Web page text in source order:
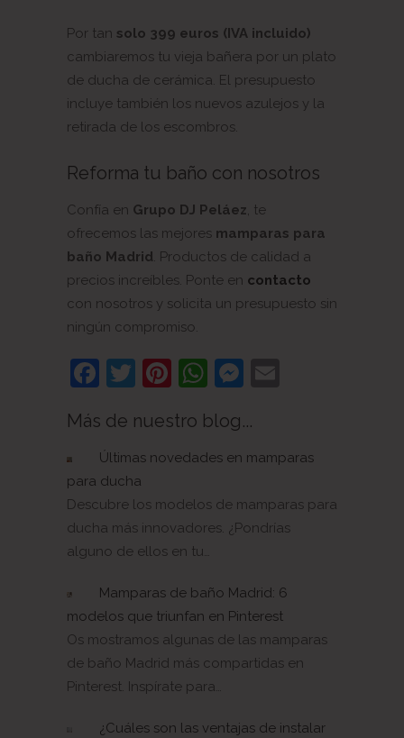
Por tan solo 399 euros (IVA incluido)
cambiaremos tu vieja bañera por un plato
de ducha de cerámica. El presupuesto
incluye también los nuevos azulejos y la
retirada de los escombros.
Reforma tu baño con nosotros
Confía en Grupo DJ Peláez, te
ofrecemos las mejores mamparas para
baño Madrid. Productos de calidad a
precios increíbles. Ponte en contacto
con nosotros y solicita un presupuesto sin
ningún compromiso.
Facebook
Twitter
Pinterest
WhatsApp
Messenger
Más de nuestro blog...
Últimas novedades en mamparas
para ducha
Descubre los modelos de mamparas para
ducha más innovadores. ¿Pondrías
alguno de ellos en tu…
Mamparas de baño Madrid: 6
modelos que triunfan en Pinterest
Os mostramos algunas de las mamparas
de baño Madrid más compartidas en
Pinterest. Inspírate para…
¿Cuáles son las ventajas de instalar